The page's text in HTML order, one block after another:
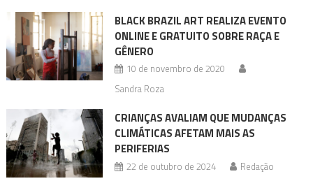
BLACK BRAZIL ART REALIZA EVENTO
ONLINE E GRATUITO SOBRE RAÇA E
GÊNERO
10 de novembro de 2020
Sandra Roza
CRIANÇAS AVALIAM QUE MUDANÇAS
CLIMÁTICAS AFETAM MAIS AS
PERIFERIAS
22 de outubro de 2024 Redação